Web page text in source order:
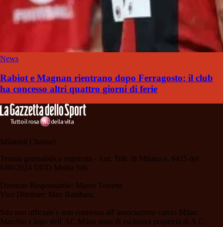
News
Rabiot e Magnan rientrano dopo Ferragosto: il club
ha concesso altri quattro giorni di ferie
Milanisti Channel
Testata giornalistica registrata - Aut. Trib. di Milano n. 6415 del
6/06/2024 DDD Media Srls
Direttore Responsabile: Marco Torretta
Vice Direttore: Max Bambara.
Sito non ufficiale e non connesso all' associazione calcio Milan.
Marchio e logo dell' AC Milan sono di esclusiva proprietà di A.C.